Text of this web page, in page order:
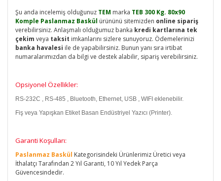
Şu anda incelemiş olduğunuz TEM marka TEB 300 Kg. 80x90
Komple Paslanmaz Baskül ürününü sitemizden online sipariş
verebilirsiniz. Anlaşmalı olduğumuz banka kredi kartlarına tek
çekim veya taksit imkanlarını sizlere sunuyoruz. Ödemelerinizi
banka havalesi ile de yapabilirsiniz. Bunun yanı sıra irtibat
numaralarımızdan da bilgi ve destek alabilir, sipariş verebilirsiniz.
Opsiyonel Özellikler:
RS-232C , RS-485 , Bluetooth, Ethernet, USB , WIFI eklenebilir.
Fiş veya Yapışkan Etiket Basan Endüstriyel Yazıcı (Printer).
Garanti Koşulları:
Paslanmaz Baskül Kategorisindeki Ürünlerimiz Üretici veya
İthalatçı Tarafından 2 Yıl Garanti, 10 Yıl Yedek Parça
Güvencesindedir.